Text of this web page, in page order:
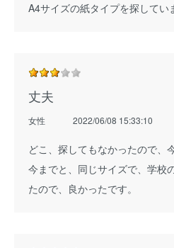
A4サイズの紙タイプを探して
丈夫
女性 2022/06/08 15:33:10
どこ、探してもなかったので、
今までと、同じサイズで、学校
たので、良かったです。